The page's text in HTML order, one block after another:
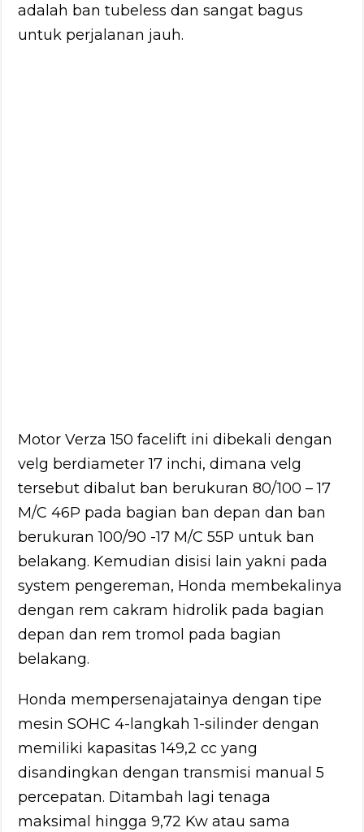
adalah ban tubeless dan sangat bagus
untuk perjalanan jauh.
Motor Verza 150 facelift ini dibekali dengan
velg berdiameter 17 inchi, dimana velg
tersebut dibalut ban berukuran 80/100 – 17
M/C 46P pada bagian ban depan dan ban
berukuran 100/90 -17 M/C 55P untuk ban
belakang. Kemudian disisi lain yakni pada
system pengereman, Honda membekalinya
dengan rem cakram hidrolik pada bagian
depan dan rem tromol pada bagian
belakang.
Honda mempersenajatainya dengan tipe
mesin SOHC 4-langkah 1-silinder dengan
memiliki kapasitas 149,2 cc yang
disandingkan dengan transmisi manual 5
percepatan. Ditambah lagi tenaga
maksimal hingga 9,72 Kw atau sama